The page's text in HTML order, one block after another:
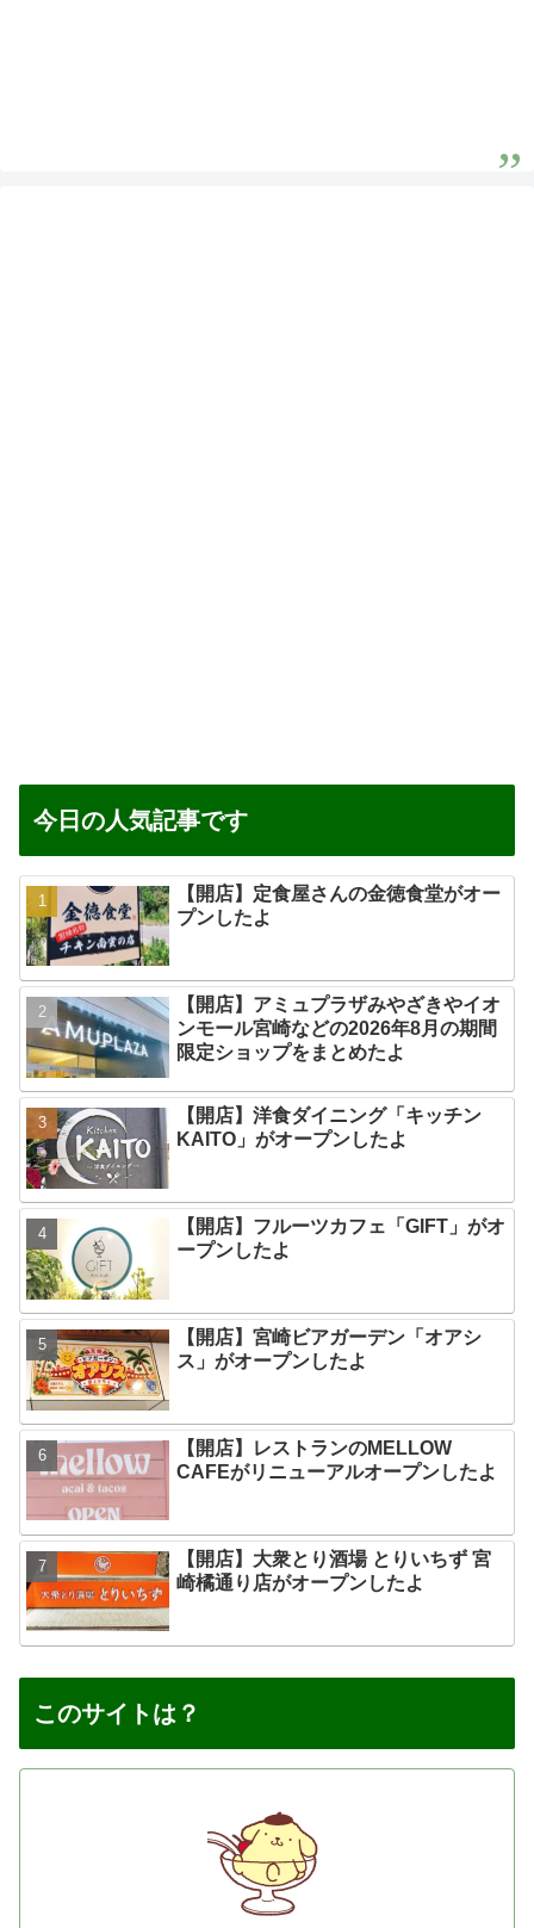
今日の人気記事です
【開店】定食屋さんの金徳食堂がオー
プンしたよ
【開店】アミュプラザみやざきやイオ
ンモール宮崎などの2026年8月の期間
限定ショップをまとめたよ
【開店】洋食ダイニング「キッチン
KAITO」がオープンしたよ
【開店】フルーツカフェ「GIFT」がオ
ープンしたよ
【開店】宮崎ビアガーデン「オアシ
ス」がオープンしたよ
【開店】レストランのMELLOW
CAFEがリニューアルオープンしたよ
【開店】大衆とり酒場 とりいちず 宮
崎橘通り店がオープンしたよ
このサイトは？